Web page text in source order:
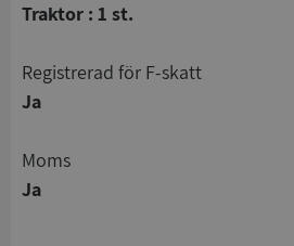
Traktor : 1 st.
registrerad för F-skatt
Ja
Moms
Ja